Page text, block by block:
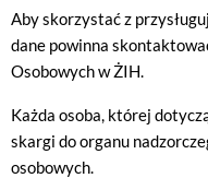
Aby skorzystać z
dane powinna
Osobowych w ŻIH.
Każda osoba, której
skargi do organu
osobowych.